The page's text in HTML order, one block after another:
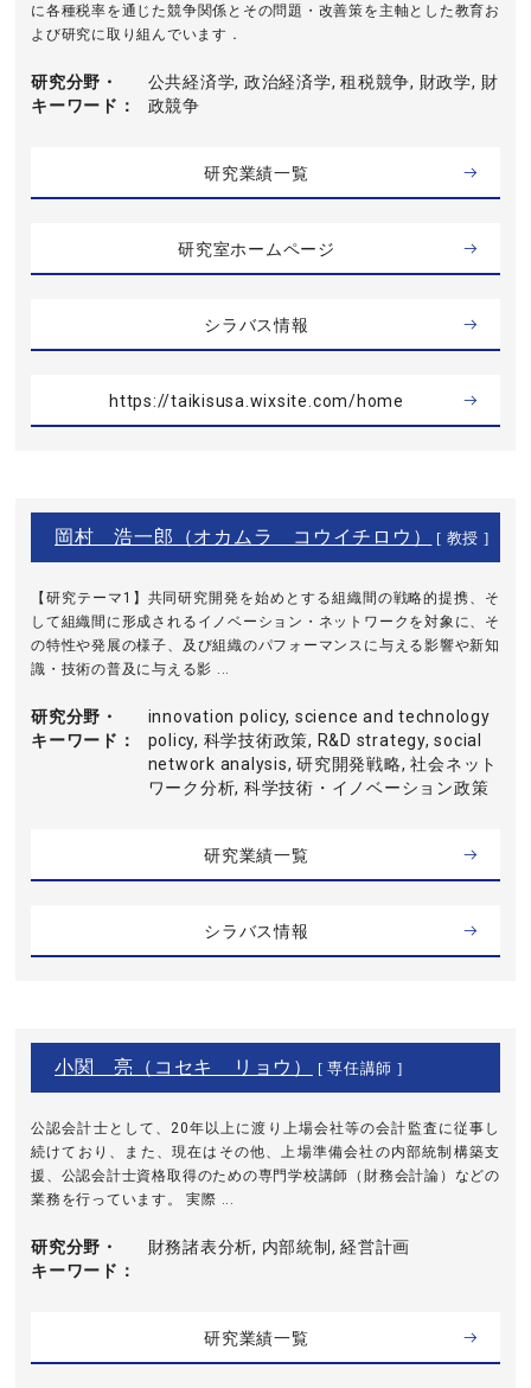
に各種税率を通じた競争関係とその問題・改善策を主軸とした教育お
よび研究に取り組んでいます．
研究分野・
キーワード
公共経済学, 政治経済学, 租税競争, 財政学, 財
政競争
研究業績一覧
研究室ホームページ
シラバス情報
https://taikisusa.wixsite.com/home
岡村 浩一郎（オカムラ コウイチロウ） [ 教授 ]
【研究テーマ1】共同研究開発を始めとする組織間の戦略的提携、そ
して組織間に形成されるイノベーション・ネットワークを対象に、そ
の特性や発展の様子、及び組織のパフォーマンスに与える影響や新知
識・技術の普及に与える影 ...
研究分野・
キーワード
innovation policy, science and technology
policy, 科学技術政策, R&D strategy, social
network analysis, 研究開発戦略, 社会ネット
ワーク分析, 科学技術・イノベーション政策
研究業績一覧
シラバス情報
小関 亮（コセキ リョウ） [ 専任講師 ]
公認会計士として、20年以上に渡り上場会社等の会計監査に従事し
続けており、また、現在はその他、上場準備会社の内部統制構築支
援、公認会計士資格取得のための専門学校講師（財務会計論）などの
業務を行っています。 実際 ...
研究分野・
キーワード
財務諸表分析, 内部統制, 経営計画
研究業績一覧